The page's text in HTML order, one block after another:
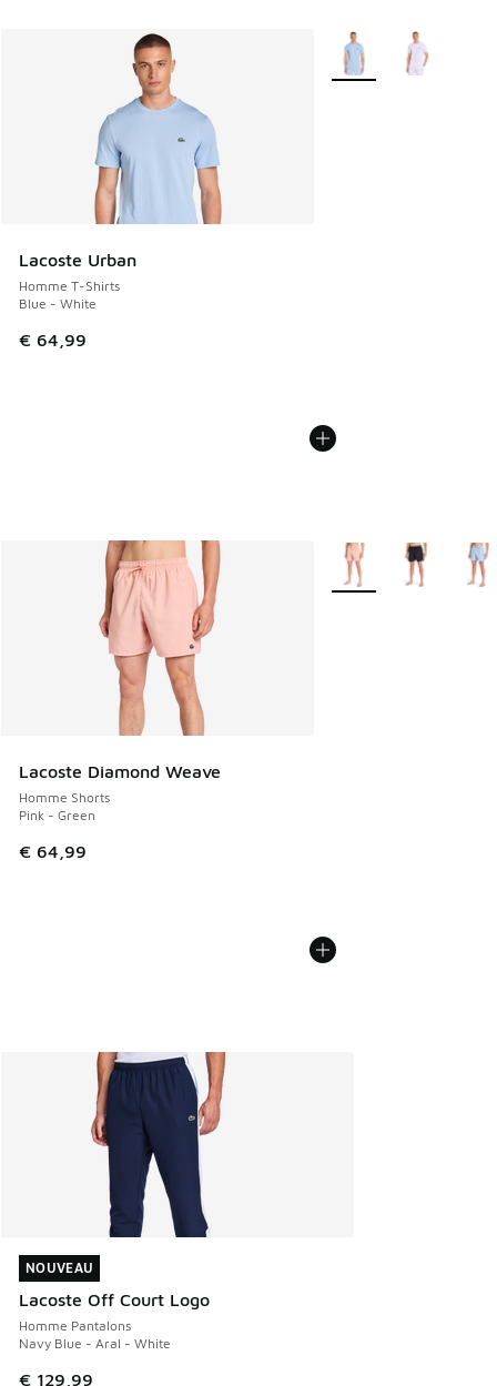
Lacoste Urban
Homme T-Shirts
Blue - White
€ 64,99
Plus de couleurs
Lacoste Diamond Weave
Homme Shorts
Pink - Green
€ 64,99
Plus de couleurs
NOUVEAU
Lacoste Off Court Logo
Homme Pantalons
Navy Blue - Aral - White
€ 129,99
NOUVEAU